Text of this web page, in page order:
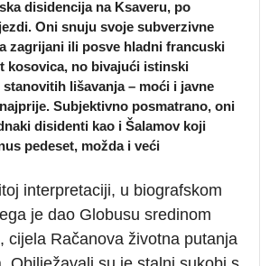
disidencija na Ksaveru, po
Oni snuju svoje subverzivne
zagrijani ili posve hladni francuski
kosovica, no bivajući istinski
lišavanja – moći i javne
Subjektivno posmatrano, oni
disidenti kao i Šalamov koji
pedeset, možda i veći
interpretaciji, u biografskom
je dao Globusu sredinom
cijela Račanova životna putanja